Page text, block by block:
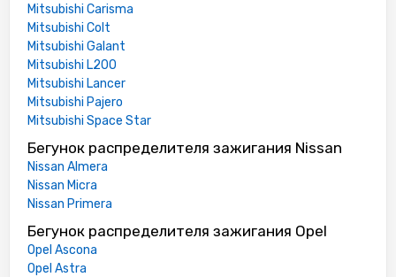
Mitsubishi Carisma
Mitsubishi Colt
Mitsubishi Galant
Mitsubishi L200
Mitsubishi Lancer
Mitsubishi Pajero
Mitsubishi Space Star
Бегунок распределителя зажигания Nissan
Nissan Almera
Nissan Micra
Nissan Primera
Бегунок распределителя зажигания Opel
Opel Ascona
Opel Astra